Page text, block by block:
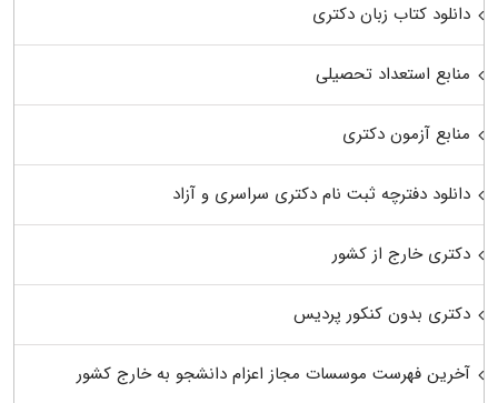
دانلود کتاب زبان دکتری
منابع استعداد تحصیلی
منابع آزمون دکتری
دانلود دفترچه ثبت نام دکتری سراسری و آزاد
دکتری خارج از کشور
دکتری بدون کنکور پردیس
آخرین فهرست موسسات مجاز اعزام دانشجو به خارج کشور